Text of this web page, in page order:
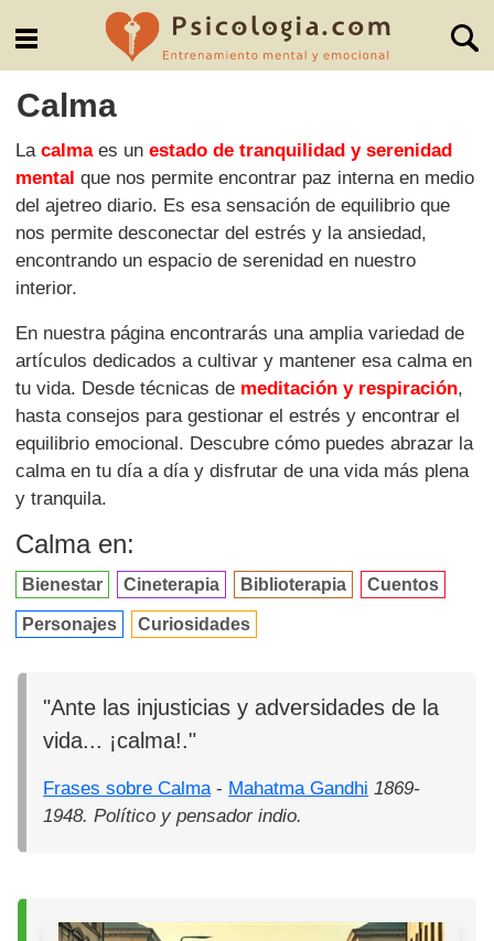
Calma
Lacalmaes un estado de tranquilidad y serenidad
mental que nos permite encontrar paz interna en medio
del ajetreo diario. Es esa sensación de equilibrio que
nos permite desconectar del estrés y la ansiedad,
encontrando un espacio de serenidad en nuestro
interior.
En nuestra página encontrarás una amplia variedad de
artículos dedicados a cultivar y mantener esa calma en
tu vida. Desde técnicas de meditación y respiración,
hasta consejos para gestionar el estrés y encontrar el
equilibrio emocional. Descubre cómo puedes abrazar la
calma en tu día a día y disfrutar de una vida más plena
y tranquila.
Calma en:
Bienestar Cineterapia Biblioterapia Cuentos
Personajes Curiosidades
"Ante las injusticias y adversidades de la
vida... ¡calma!."
Frases sobre Calma - Mahatma Gandhi 1869-
1948. Político y pensador indio.